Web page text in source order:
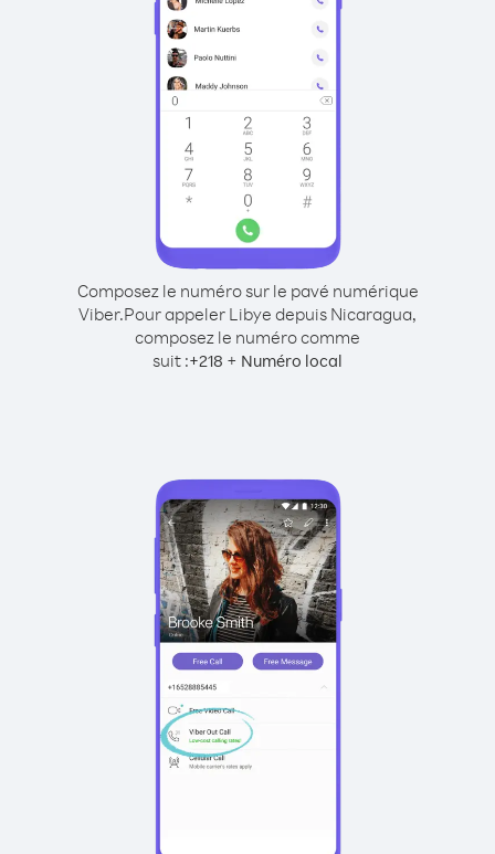
Composez le numéro sur le pavé numérique
Viber.Pour appeler Libye depuis Nicaragua,
composez le numéro comme
suit :+218 + Numéro local